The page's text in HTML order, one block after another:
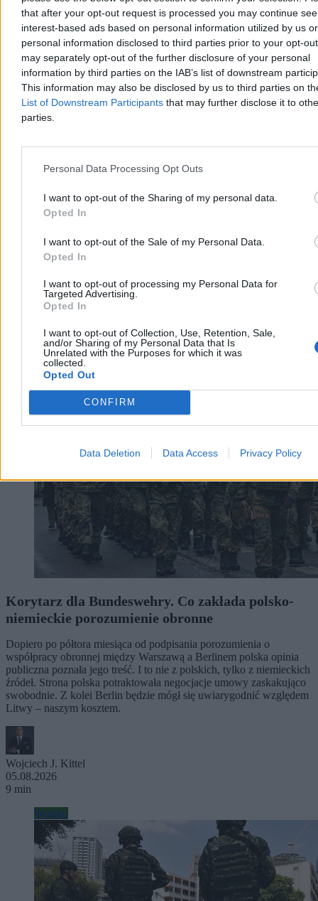
that after your opt-out request is processed you may continue
interest-based ads based on personal information utilized by us or
personal information disclosed to third parties prior to your opt-
may separately opt-out of the further disclosure of your personal
information by third parties on the IAB’s list of downstream
This information may also be disclosed by us to third parties on
List of Downstream Participants that may further disclose it to
parties.
Personal Data Processing Opt Outs
I want to opt-out of the Sharing of my personal data.
Opted In
I want to opt-out of the Sale of my Personal Data.
Opted In
I want to opt-out of processing my Personal Data for
Targeted Advertising.
Opted In
I want to opt-out of Collection, Use, Retention, Sale,
and/or Sharing of my Personal Data that Is
Unrelated with the Purposes for which it was
collected.
Opted Out
CONFIRM
Data Deletion Data Access Privacy Policy
Rosyjskie lotnictwo bojowe regularnie dokonuje akcji
prowokacyjnych nad Bałtykiem. Jak donoszą włoskie media, dwa
Eurofightery Typhoon z Grupy Zadaniowej na początku tygodnia
wystartowały z litewskiej bazy w Szawlach, aby przechwycić dwa
rosyjskie samoloty wojskowe. Interwencję zarządziło NATO. Z
kolei, dwa dni temu nad Bałtyk wylecieli polscy piloci.
Wczoraj 15:51
Reklama
Wojsko
Korytarz dla Bundeswehry. Co zakłada polsko-
niemieckie porozumienie obronne
Dopiero po półtora miesiąca od podpisania porozumienia o
współpracy obronnej między Warszawą a Berlinem polska opinia
publiczna poznała jego treść. I to nie z polskich, tylko z niemieckich
źródeł. Strona polska potraktowała negocjacje umowy zaskakująco
swobodnie. Z kolei Berlin będzie mógł się uwiarygodnić względem
Litwy – naszym kosztem.
Wojciech J. Kittel
05.08.2026
9 min
Wojsko